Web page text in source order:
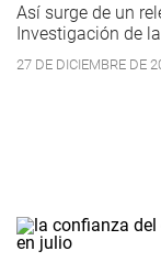
Así surge de un
Investigación de
27 DE DICIEMBRE DE